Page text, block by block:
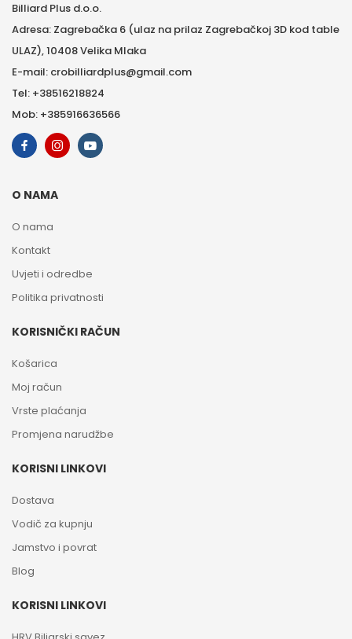
Billiard Plus d.o.o.
Adresa: Zagrebačka 6 (ulaz na prilaz Zagrebačkoj 3D kod table
ULAZ), 10408 Velika Mlaka
E-mail: crobilliardplus@gmail.com
Tel: +38516218824
Mob: +385916636566
O NAMA
O nama
Kontakt
Uvjeti i odredbe
Politika privatnosti
KORISNIČKI RAČUN
Košarica
Moj račun
Vrste plaćanja
Promjena narudžbe
KORISNI LINKOVI
Dostava
Vodič za kupnju
Jamstvo i povrat
Blog
KORISNI LINKOVI